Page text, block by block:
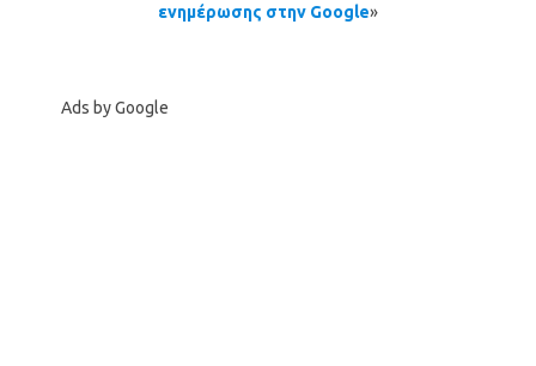
ενημέρωσης στην Google»
Ads by Google